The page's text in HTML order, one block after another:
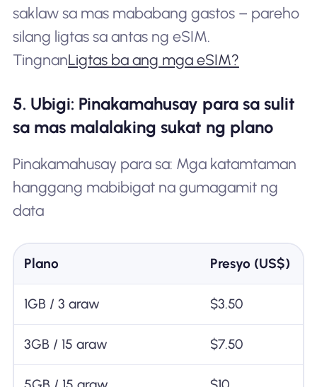
saklaw sa mas mababang gastos – pareho
silang ligtas sa antas ng eSIM.
TingnanLigtas ba ang mga eSIM?
5. Ubigi: Pinakamahusay para sa sulit
sa mas malalaking sukat ng plano
Pinakamahusay para sa: Mga katamtaman
hanggang mabibigat na gumagamit ng
data
Plano Presyo (US$)
1GB / 3 araw $3.50
3GB / 15 araw $7.50